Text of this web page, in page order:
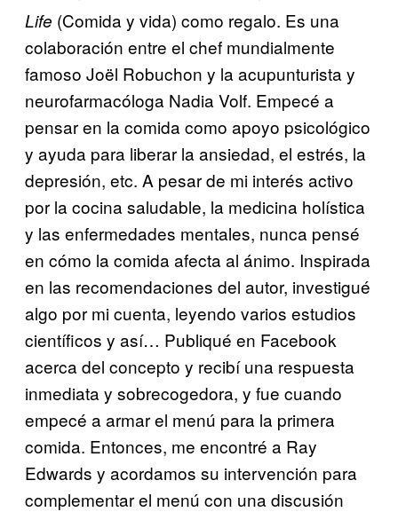
Life (Comida y vida) como regalo. Es una
colaboración entre el chef mundialmente
famoso Joël Robuchon y la acupunturista y
neurofarmacóloga Nadia Volf. Empecé a
pensar en la comida como apoyo psicológico
y ayuda para liberar la ansiedad, el estrés, la
depresión, etc. A pesar de mi interés activo
por la cocina saludable, la medicina holística
y las enfermedades mentales, nunca pensé
en cómo la comida afecta al ánimo. Inspirada
en las recomendaciones del autor, investigué
algo por mi cuenta, leyendo varios estudios
científicos y así… Publiqué en Facebook
acerca del concepto y recibí una respuesta
inmediata y sobrecogedora, y fue cuando
empecé a armar el menú para la primera
comida. Entonces, me encontré a Ray
Edwards y acordamos su intervención para
complementar el menú con una discusión